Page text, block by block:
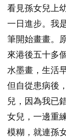
看見孫女兒上
一日進步。我
筆開始畫畫。
來港後五十多
水墨畫，生活
但自從患病後
兒，因為我已
女兒，一邊重
模糊，就連孫